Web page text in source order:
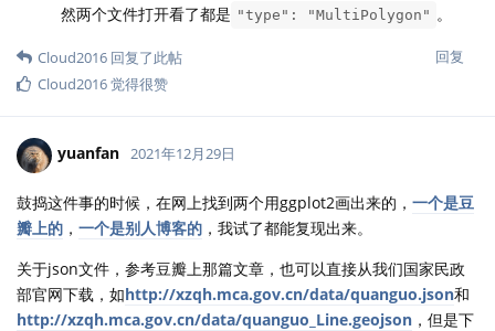
然两个文件打开看了都是 "type": "MultiPolygon" 。
回复
Cloud2016 回复了此帖
Cloud2016觉得很赞
yuanfan 2021年12月29日
鼓捣这件事的时候，在网上找到两个用ggplot2画出来的， 一个是豆
瓣上的 ， 一个是别人博客的 ，我试了都能复现出来。
关于json文件，参考豆瓣上那篇文章，也可以直接从我们国家民政
部官网下载，如http://xzqh.mca.gov.cn/data/quanguo.json和
http://xzqh.mca.gov.cn/data/quanguo_Line.geojson ，但是下